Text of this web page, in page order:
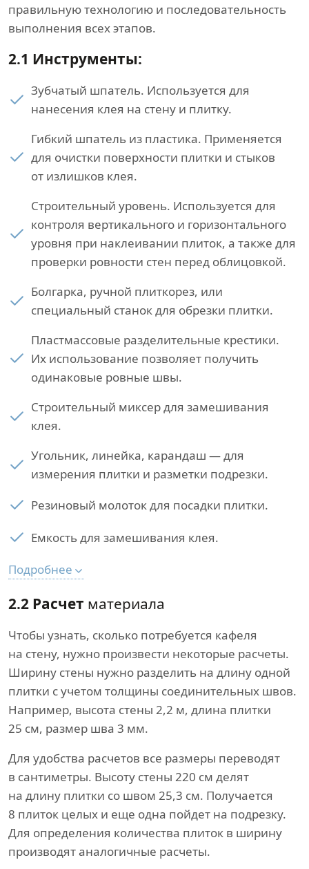
правильную технологию и последовательность
выполнения всех этапов.
2.1 Инструменты:
Зубчатый шпатель. Используется для
нанесения клея на стену и плитку.
Гибкий шпатель из пластика. Применяется
для очистки поверхности плитки и стыков
от излишков клея.
Строительный уровень. Используется для
контроля вертикального и горизонтального
уровня при наклеивании плиток, а также для
проверки ровности стен перед облицовкой.
Болгарка, ручной плиткорез, или
специальный станок для обрезки плитки.
Пластмассовые разделительные крестики.
Их использование позволяет получить
одинаковые ровные швы.
Строительный миксер для замешивания
клея.
Угольник, линейка, карандаш — для
измерения плитки и разметки подрезки.
Резиновый молоток для посадки плитки.
Емкость для замешивания клея.
Подробнее
2.2 Расчет материала
Чтобы узнать, сколько потребуется кафеля
на стену, нужно произвести некоторые расчеты.
Ширину стены нужно разделить на длину одной
плитки с учетом толщины соединительных швов.
Например, высота стены 2,2 м, длина плитки
25 см, размер шва 3 мм.
Для удобства расчетов все размеры переводят
в сантиметры. Высоту стены 220 см делят
на длину плитки со швом 25,3 см. Получается
8 плиток целых и еще одна пойдет на подрезку.
Для определения количества плиток в ширину
производят аналогичные расчеты.